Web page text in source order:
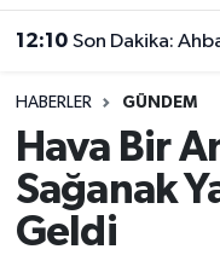
12:10 Son Dakika: Ahbap
HABERLER GÜNDEM
Hava Bir
Sağanak
Geldi
DERGİ
DÜNYA
EĞİTİM
EKONOMİ
Süper Lig Puan
Tüm Manşetler
Son Dakika
Haber Arşivi